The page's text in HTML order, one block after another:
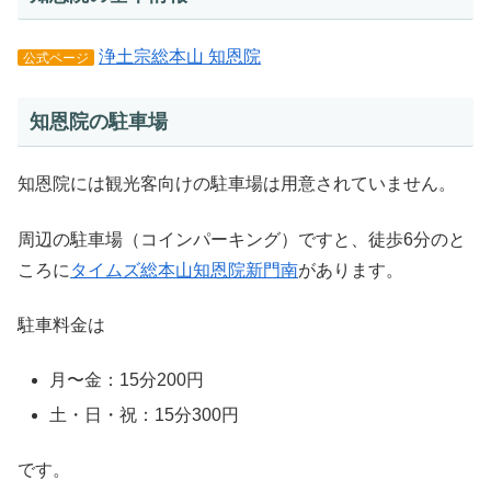
公式ページ 浄土宗総本山 知恩院
知恩院の駐車場
知恩院には観光客向けの駐車場は用意されていません。
周辺の駐車場（コインパーキング）ですと、徒歩6分のと
ころに タイムズ総本山知恩院新門南があります。
駐車料金は
月〜金：15分200円
土・日・祝：15分300円
です。